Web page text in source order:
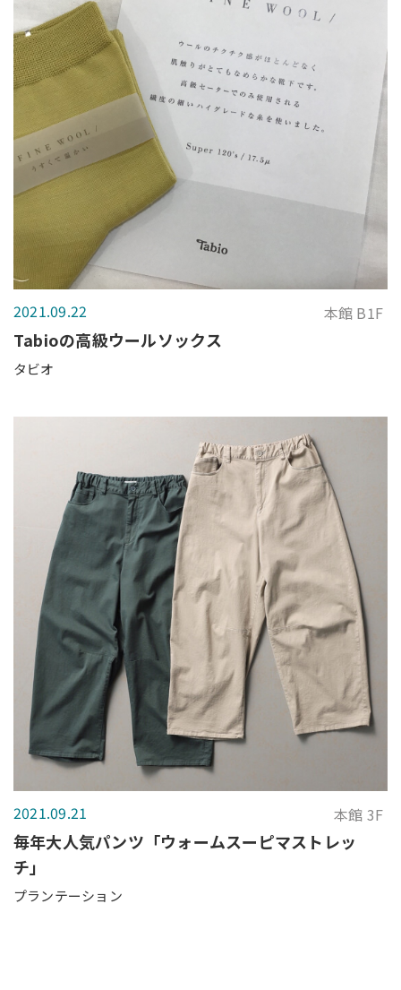
2021.09.22 本館 B1F
Tabioの高級ウールソックス
タビオ
2021.09.21 本館 3F
毎年大人気パンツ「ウォームスーピマストレッ
チ」
プランテーション